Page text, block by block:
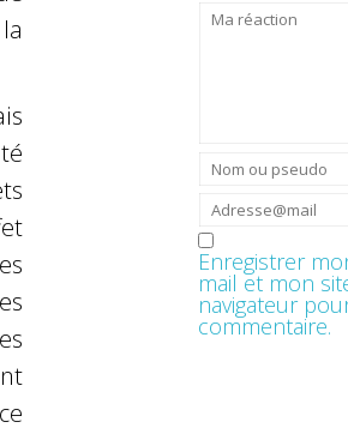
Enregistrer
mail et mon
navigateur
commentaire.